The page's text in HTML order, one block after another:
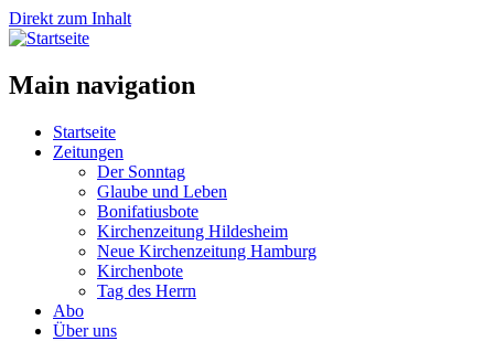
Direkt zum Inhalt
Main navigation
Startseite
Zeitungen
Der Sonntag
Glaube und Leben
Bonifatiusbote
Kirchenzeitung Hildesheim
Neue Kirchenzeitung Hamburg
Kirchenbote
Tag des Herrn
Abo
Über uns